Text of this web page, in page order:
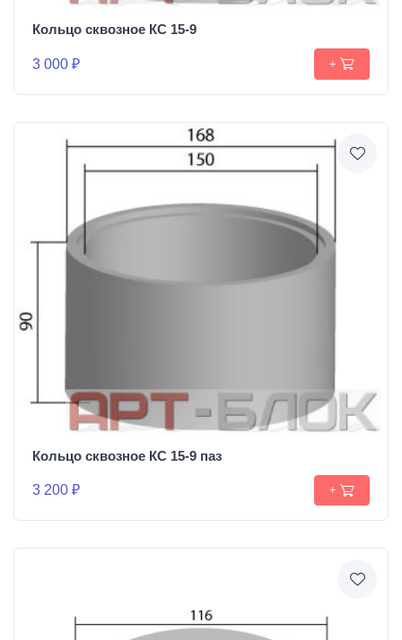
Кольцо сквозное КС 15-9
3 000 ₽ +
Кольцо сквозное КС 15-9 паз
3 200 ₽ +